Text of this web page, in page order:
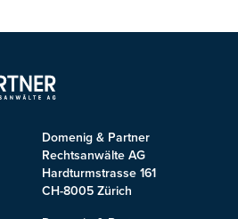
Domenig & Partner
Rechtsanwälte AG
Hardturmstrasse 161
CH-8005 Zürich